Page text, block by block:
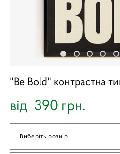
"Be Bold" контрастна
від 390 грн.
Виберіть розмір